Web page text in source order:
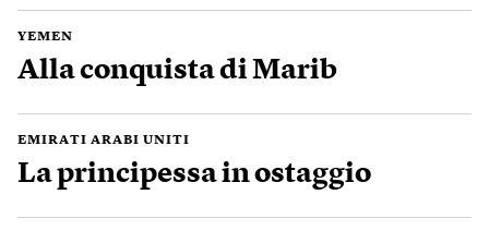
YEMEN
Alla conquista di Marib
EMIRATI ARABI UNITI
La principessa in ostaggio